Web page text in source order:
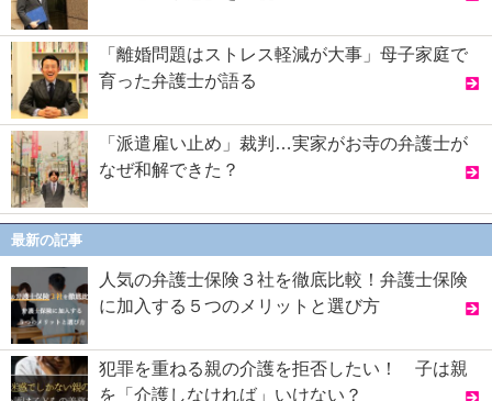
「離婚問題はストレス軽減が大事」母子家庭で
育った弁護士が語る
「派遣雇い止め」裁判…実家がお寺の弁護士が
なぜ和解できた？
最新の記事
人気の弁護士保険３社を徹底比較！弁護士保険
に加入する５つのメリットと選び方
犯罪を重ねる親の介護を拒否したい！ 子は親
を「介護しなければ」いけない？